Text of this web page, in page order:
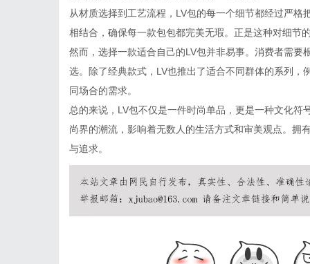
从材质选择到工艺流程，LV包的每一个细节都经过严
相结合，确保每一款包包都完美无瑕。正是这种对细节
然而，选择一款适合自己的LV包并非易事。消费者需
选。除了经典款式，LV也推出了适合不同群体的系列
同场合的需求。
总的来说，LV包不仅是一件时尚单品，更是一种文化
尚界的潮流，影响着无数人的生活方式和审美观点。拥
与追求。